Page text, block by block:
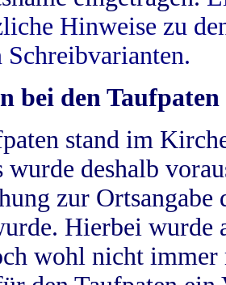
Hinweise zu
Schreibvarianten.
bei den Taufpaten
stand im
deshalb
zur
Hierbei wurde
wohl nicht